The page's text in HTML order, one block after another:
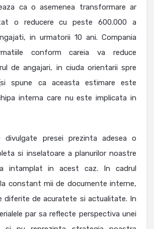
ca o asemenea transformare ar
o reducere cu peste 600.000 a
in urmatorii 10 ani. Compania
conform careia va reduce
de angajari, in ciuda orientarii spre
spune ca aceasta estimare este
interna care nu este implicata in
divulgate presei prezinta adesea o
si inselatoare a planurilor noastre
intamplat in acest caz. In cadrul
constant mii de documente interne,
diferite de acuratete si actualitate. In
par sa reflecte perspectiva unei